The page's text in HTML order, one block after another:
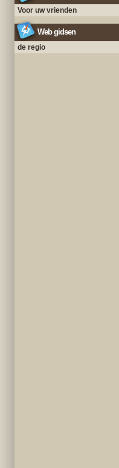
Voor uw vrienden
Web gidsen
de regio